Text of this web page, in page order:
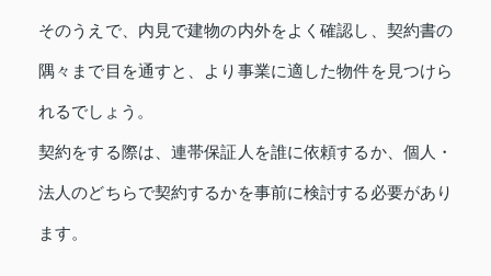
そのうえで、内見で建物の内外をよく確認し、契約書の
隅々まで目を通すと、より事業に適した物件を見つけら
れるでしょう。
契約をする際は、連帯保証人を誰に依頼するか、個人・
法人のどちらで契約するかを事前に検討する必要があり
ます。